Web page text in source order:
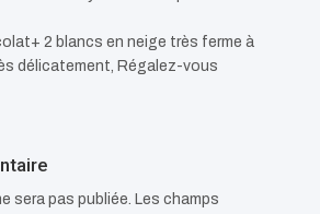
2 blancs en neige très ferme à
délicatement, Régalez-vous
sera pas publiée. Les champs